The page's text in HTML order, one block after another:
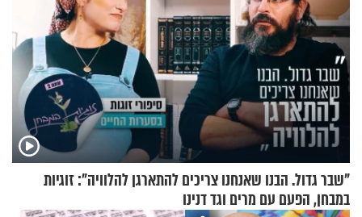
"שבר גדול. הבנו שאנחנו צריכים להתארגן להלוויה": זוגיות
במבחן, הפעם עם מרים וגד דנינו